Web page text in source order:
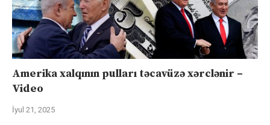
Amerika xalqının pulları təcavüzə xərclənir –
Video
İyul 21, 2025